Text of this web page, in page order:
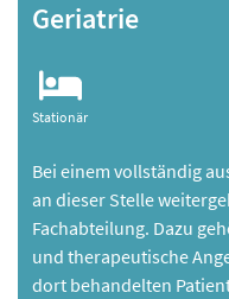
Geriatrie
Stationär
Bei einem vollständig
an dieser Stelle
Fachabteilung. Dazu
und therapeutische
dort behandelten